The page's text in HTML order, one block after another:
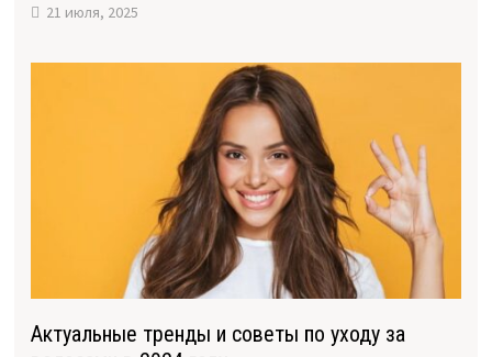
21 июля, 2025
Актуальные тренды и советы по уходу за